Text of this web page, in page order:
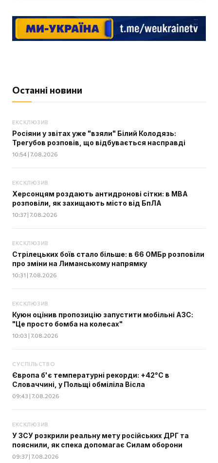
Останні новини
ЕКСКЛЮЗИВ
Росіяни у звітах уже "взяли" Білий Колодязь:
Трегубов розповів, що відбувається насправді
10:54 | 7.08.2026
ЕКСКЛЮЗИВ
Херсонцям роздають антидронові сітки: в МВА
розповіли, як захищають місто від БпЛА
10:37 | 7.08.2026
ЕКСКЛЮЗИВ
Стрілецьких боїв стало більше: в 66 ОМБр розповіли
про зміни на Лиманському напрямку
10:31 | 7.08.2026
ЕКСКЛЮЗИВ
Куюн оцінив пропозицію запустити мобільні АЗС:
"Це просто бомба на колесах"
10:03 | 7.08.2026
СУСПІЛЬСТВО
Європа б'є температурні рекорди: +42°C в
Словаччині, у Польщі обміліла Вісла
09:43 | 7.08.2026
ЕКСКЛЮЗИВ
У ЗСУ розкрили реальну мету російських ДРГ та
пояснили, як спека допомагає Силам оборони
09:37 | 7.08.2026